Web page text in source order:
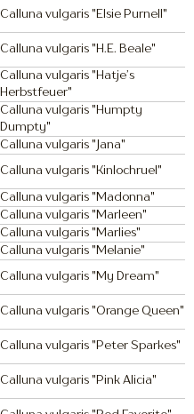
Calluna vulgaris "Elsie Purnell"
Calluna vulgaris "H.E. Beale"
Calluna vulgaris "Hatje’s
Herbstfeuer"
Calluna vulgaris "Humpty
Dumpty"
Calluna vulgaris "Jana"
Calluna vulgaris "Kinlochruel"
Calluna vulgaris "Madonna"
Calluna vulgaris "Marleen"
Calluna vulgaris "Marlies"
Calluna vulgaris "Melanie"
Calluna vulgaris "My Dream"
Calluna vulgaris "Orange Queen"
Calluna vulgaris "Peter Sparkes"
Calluna vulgaris "Pink Alicia"